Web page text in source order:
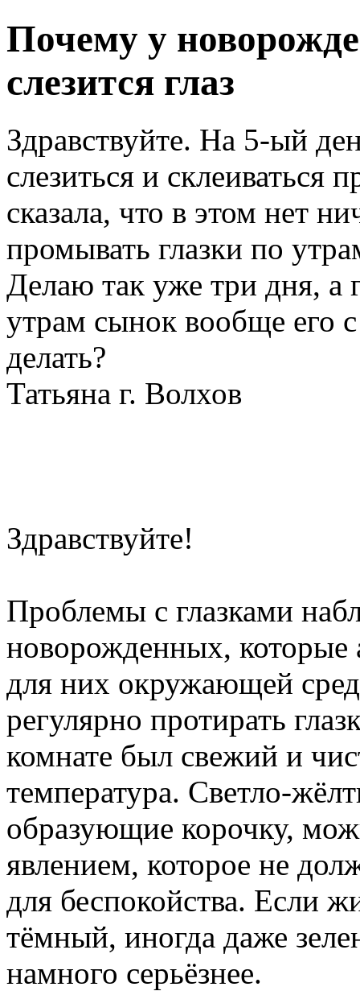
Почему у
слезится глаз
Здравствуйте. На 5-ый
слезиться и склеиваться
сказала, что в этом нет
промывать глазки по
Делаю так уже три дня, а
утрам сынок вообще его
делать?
Татьяна г. Волхов
Здравствуйте!
Проблемы с глазками
новорожденных, которые
для них окружающей
регулярно протирать
комнате был свежий и
температура. Светло-
образующие корочку,
явлением, которое не
для беспокойства. Если
тёмный, иногда даже
намного серьёзнее.